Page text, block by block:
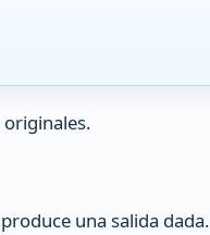
originales.
una salida dada.